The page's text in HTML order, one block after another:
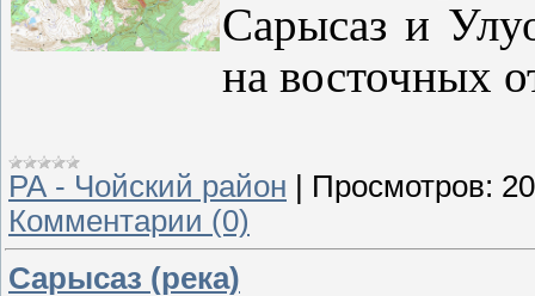
Сарысаз и
на восточных
РА - Чойский район Просмотров:
Комментарии (0)
Сарысаз (река)